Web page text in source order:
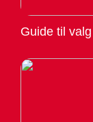
Guide til